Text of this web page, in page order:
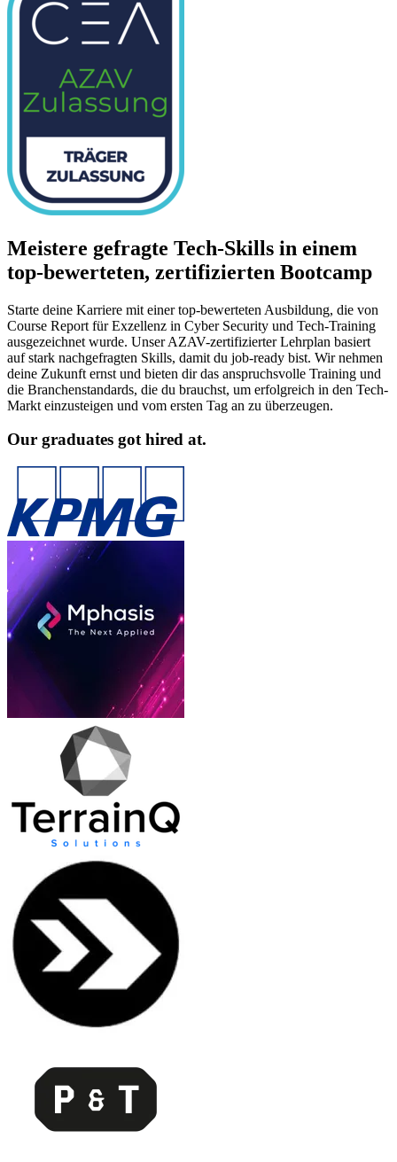
Meistere gefragte Tech-Skills in einem
top-bewerteten, zertifizierten Bootcamp
Starte deine Karriere mit einer top-bewerteten Ausbildung, die von
Course Report für Exzellenz in Cyber Security und Tech-Training
ausgezeichnet wurde. Unser AZAV-zertifizierter Lehrplan basiert
auf stark nachgefragten Skills, damit du job-ready bist. Wir nehmen
deine Zukunft ernst und bieten dir das anspruchsvolle Training und
die Branchenstandards, die du brauchst, um erfolgreich in den Tech-
Markt einzusteigen und vom ersten Tag an zu überzeugen.
Our graduates got hired at.